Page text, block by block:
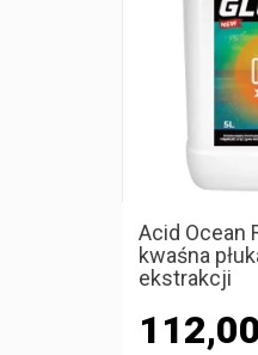
Acid Ocean
kwaśna
ekstrakcji
112,00